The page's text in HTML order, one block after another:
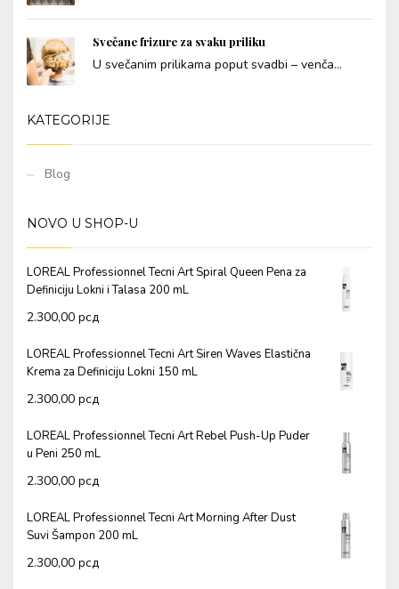
Svečane frizure za svaku priliku
U svečanim prilikama poput svadbi – venča...
KATEGORIJE
Blog
NOVO U SHOP-U
LOREAL Professionnel Tecni Art Spiral Queen Pena za
Definiciju Lokni i Talasa 200 mL
2.300,00 рсд
LOREAL Professionnel Tecni Art Siren Waves Elastična
Krema za Definiciju Lokni 150 mL
2.300,00 рсд
LOREAL Professionnel Tecni Art Rebel Push-Up Puder
u Peni 250 mL
2.300,00 рсд
LOREAL Professionnel Tecni Art Morning After Dust
Suvi Šampon 200 mL
2.300,00 рсд